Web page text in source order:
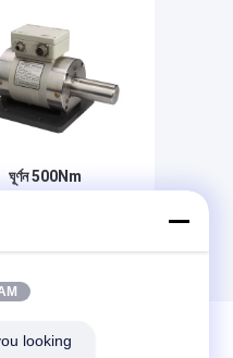
ঘূর্ণন 500Nm
looking